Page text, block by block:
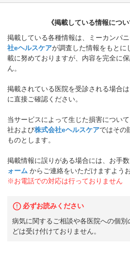
《掲載している情報につ
掲載している各種情報は、ミーカンパ
社eヘルスケアが調査した情報をもとに
載に努めておりますが、内容を完全に
ん。
掲載されている医院を受診される場合
に直接ご確認ください。
当サービスによって生じた損害につい
社および株式会社eヘルスケアではその
ものとします。
掲載情報に誤りがある場合には、お手数
ォーム からご連絡をいただけますよう
※お電話での対応は行っておりません
必ずお読みください
病気に関するご相談や各医院への個
どは受け付けておりません。